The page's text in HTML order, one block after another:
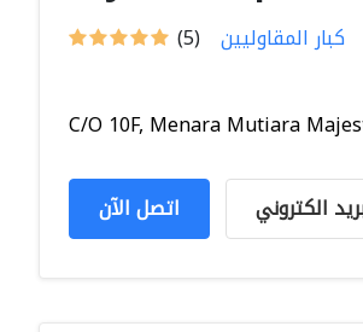
(5) كبار المقاوليين
C/O 10F, Menara Mutiara
اتصل الآن الكتروني